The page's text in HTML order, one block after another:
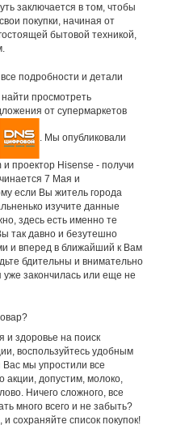
заключается в том, чтобы
покупки, начиная от
бытовой техникой,
подробности и детали
просмотреть
от супермаркетов
. Мы опубликовали
проектор Hisense - получи
7 Мая и
если Вы житель города
изучите данные
здесь есть именно те
так давно и безутешно
и вперед в ближайший к Вам
бдительны и внимательно
уже закончилась или еще не
и здоровье на поиск
воспользуйтесь удобным
мы упростили все
акции, допустим, молоко,
Ничего сложного, все
много всего и не забыть?
сохраняйте список покупок!